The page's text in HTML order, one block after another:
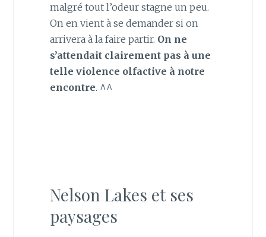
malgré tout l’odeur stagne un peu.
On en vient à se demander si on
arrivera à la faire partir. On ne
s’attendait clairement pas à une
telle violence olfactive à notre
encontre. ^^
Nelson Lakes et ses
paysages